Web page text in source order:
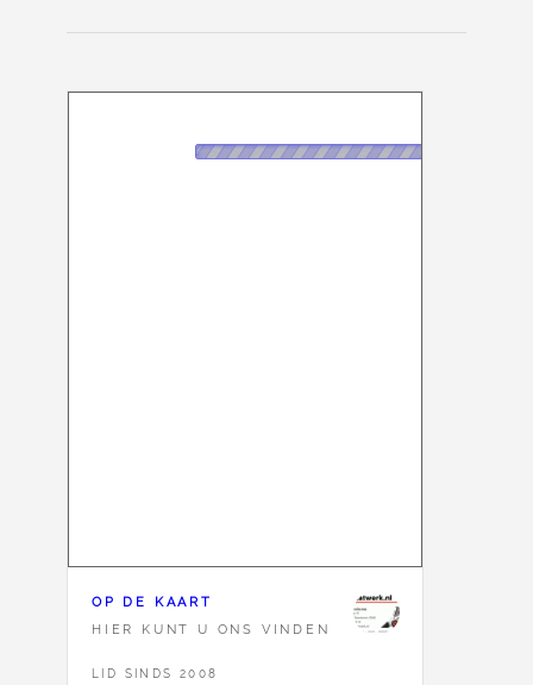
OP DE KAART
HIER KUNT U ONS VINDEN
LID SINDS 2008